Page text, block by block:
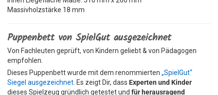
Massivholzstärke 18 mm
Puppenbett von SpielGut ausgezeichnet
Von Fachleuten geprüft, von Kindern geliebt & von Pädagogen
empfohlen.
Dieses Puppenbett wurde mit dem renommierten „SpielGut“
Siegel ausgezeichnet . Es zeigt Dir, dass Experten und Kinder
dieses Spielzeug gründlich getestet und für herausragend